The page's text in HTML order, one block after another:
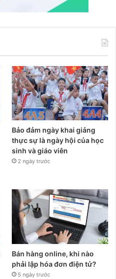
Bảo đảm ngày khai giảng
thực sự là ngày hội của học
sinh và giáo viên
2 ngày trước
Bán hàng online, khi nào
phải lập hóa đơn điện tử?
5 ngày trước